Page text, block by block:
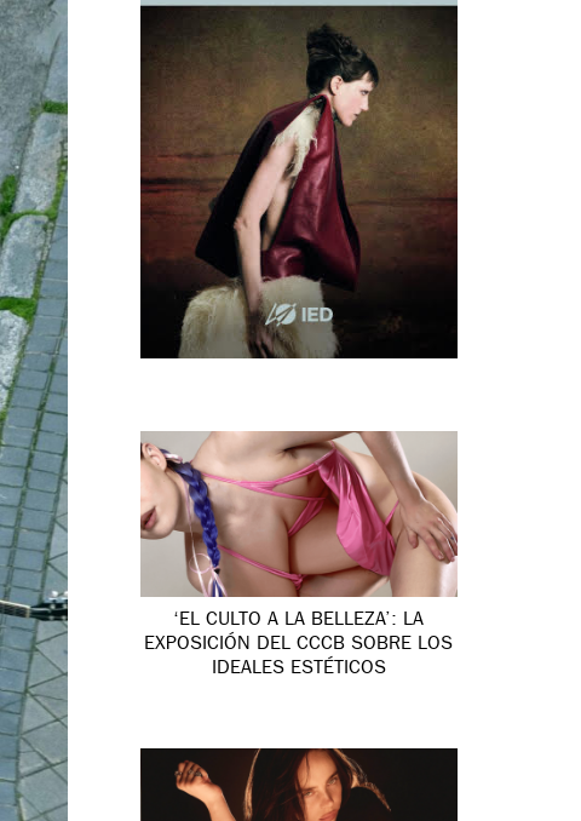
‘EL CULTO A LA BELLEZA’: LA
EXPOSICIÓN DEL CCCB SOBRE LOS
IDEALES ESTÉTICOS